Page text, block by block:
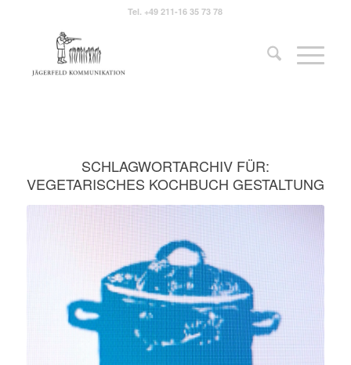
Tel. +49 211-16 35 73 78
SCHLAGWORTARCHIV FÜR:
VEGETARISCHES KOCHBUCH GESTALTUNG